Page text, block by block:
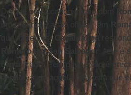
De que outra canonização dom
uma “canonização oficial” em
que, dizemos,Casaldáliga
RomeroemSan Salvador
: “ele
canonizado. Pelo povo. Não é
sendo válida aquela resposta que